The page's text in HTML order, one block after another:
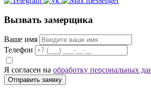
Вызвать замерщика
Ваше имя
Телефон
Я согласен на обработку персональных
Отправить заявку